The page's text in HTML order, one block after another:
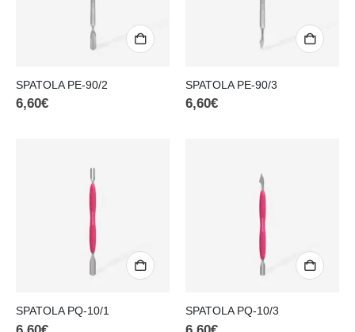
SPATOLA PE-90/2
6,60€
SPATOLA PE-90/3
6,60€
SPATOLA PQ-10/1 SPATOLA PQ-10/3